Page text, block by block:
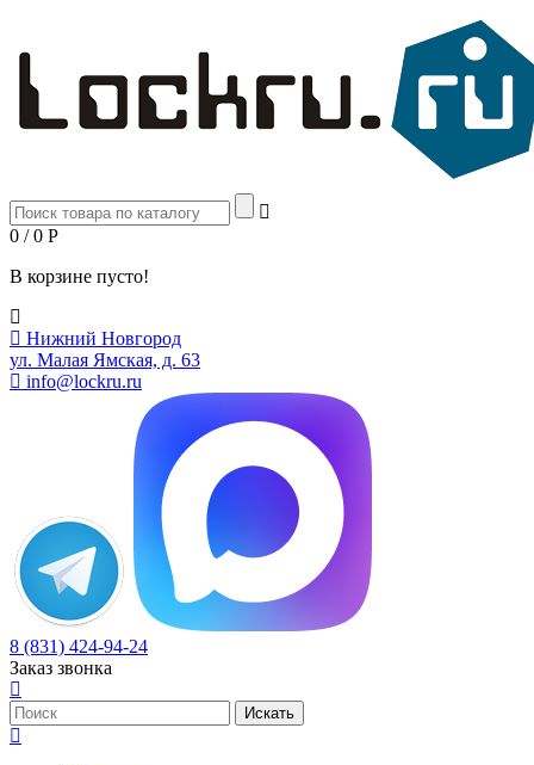
0 / 0 Р
В корзине пусто!
Нижний Новгород
ул. Малая Ямская, д. 63
info@lockru.ru
8 (831) 424-94-24
Заказ звонка